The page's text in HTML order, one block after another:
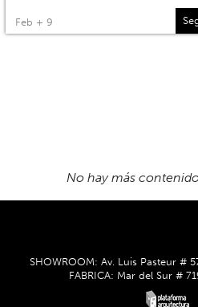
Feb + 9
SHOWROOM: Av. Luis Pasteur #
FABRICA: Mar del Sur #